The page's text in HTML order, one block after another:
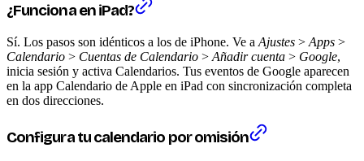
¿Funciona en iPad?
Sí. Los pasos son idénticos a los de iPhone. Ve a Ajustes > Apps >
Calendario > Cuentas de Calendario > Añadir cuenta > Google,
inicia sesión y activa Calendarios. Tus eventos de Google aparecen
en la app Calendario de Apple en iPad con sincronización completa
en dos direcciones.
Configura tu calendario por omisión